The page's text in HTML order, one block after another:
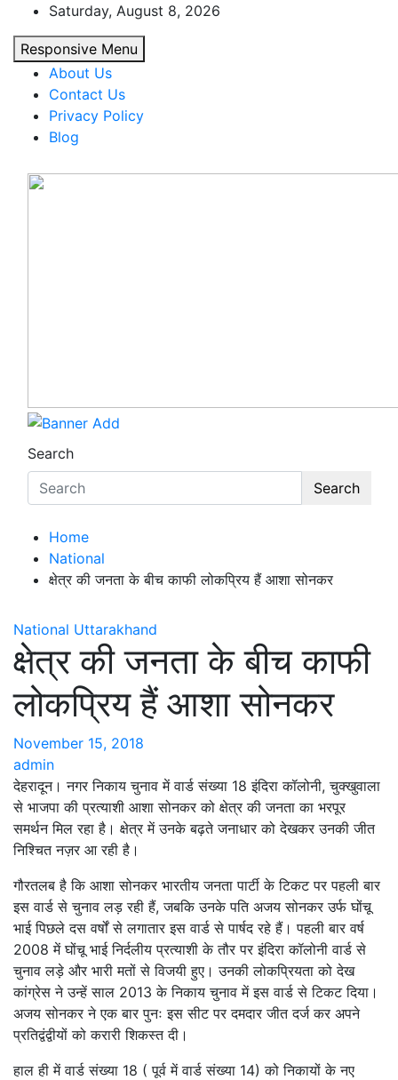
content
Saturday, August 8, 2026
Responsive Menu
About Us
Contact Us
Privacy Policy
Blog
Search
Search
Home
National
क्षेत्र की जनता के बीच काफी लोकप्रिय हैं आशा सोनकर
National Uttarakhand
क्षेत्र की जनता के बीच काफी
लोकप्रिय हैं आशा सोनकर
November 15, 2018
admin
देहरादून। नगर निकाय चुनाव में वार्ड संख्या 18 इंदिरा कॉलोनी, चुक्खुवाला
से भाजपा की प्रत्याशी आशा सोनकर को क्षेत्र की जनता का भरपूर
समर्थन मिल रहा है। क्षेत्र में उनके बढ़ते जनाधार को देखकर उनकी जीत
निश्चित नज़र आ रही है।
गौरतलब है कि आशा सोनकर भारतीय जनता पार्टी के टिकट पर पहली बार
इस वार्ड से चुनाव लड़ रही हैं, जबकि उनके पति अजय सोनकर उर्फ घोंचू
भाई पिछले दस वर्षों से लगातार इस वार्ड से पार्षद रहे हैं। पहली बार वर्ष
2008 में घोंचू भाई निर्दलीय प्रत्याशी के तौर पर इंदिरा कॉलोनी वार्ड से
चुनाव लड़े और भारी मतों से विजयी हुए। उनकी लोकप्रियता को देख
कांग्रेस ने उन्हें साल 2013 के निकाय चुनाव में इस वार्ड से टिकट दिया।
अजय सोनकर ने एक बार पुनः इस सीट पर दमदार जीत दर्ज कर अपने
प्रतिद्वंद्वीयों को करारी शिकस्त दी।
हाल ही में वार्ड संख्या 18 ( पूर्व में वार्ड संख्या 14) को निकायों के नए